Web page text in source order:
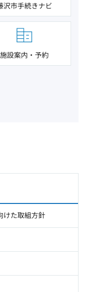
沢市手続きナビ
施設案内・予約
けた取組方針